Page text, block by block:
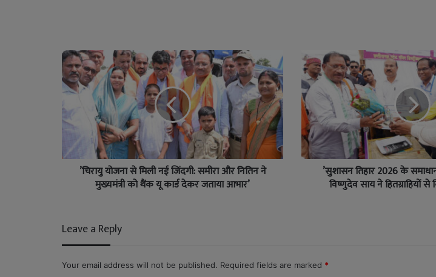
’चिरायु योजना से मिली नई जिंदगी: समीरा और नितिन ने
मुख्यमंत्री को थैंक यू कार्ड देकर जताया आभार’
’सुशासन तिहार 2026 के
विष्णुदेव साय ने हितग्राहियों से
Leave a Reply
Your email address will not be published. Required fields are marked *